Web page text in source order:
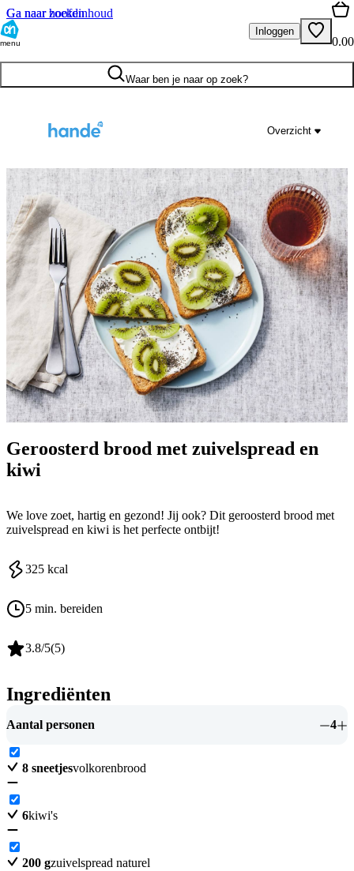
Ga naar hoofdinhoud
Ga naar zoeken
menu
Inloggen
0.00
Waar ben je naar op zoek?
Overzicht
Geroosterd brood met zuivelspread en
kiwi
We love zoet, hartig en gezond! Jij ook? Dit geroosterd brood met
zuivelspread en kiwi is het perfecte ontbijt!
325 kcal
5 min. bereiden
3.8/5(5)
Ingrediënten
Aantal personen 4
8 sneetjesvolkorenbrood
6kiwi's
200 gzuivelspread naturel